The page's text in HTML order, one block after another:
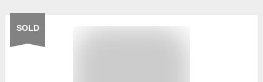
SOLD